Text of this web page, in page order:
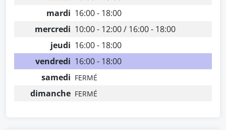
mardi 16:00 - 18:00
mercredi 10:00 - 12:00 / 16:00 - 18:00
jeudi 16:00 - 18:00
vendredi 16:00 - 18:00
samedi FERMÉ
dimanche FERMÉ